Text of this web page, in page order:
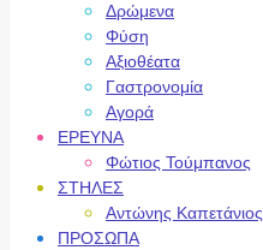
Δρώμενα
Φύση
Αξιοθέατα
Γαστρονομία
Αγορά
ΕΡΕΥΝΑ
Φώτιος Τούμπανος
ΣΤΗΛΕΣ
Αντώνης Καπετάνιος
ΠΡΟΣΩΠΑ